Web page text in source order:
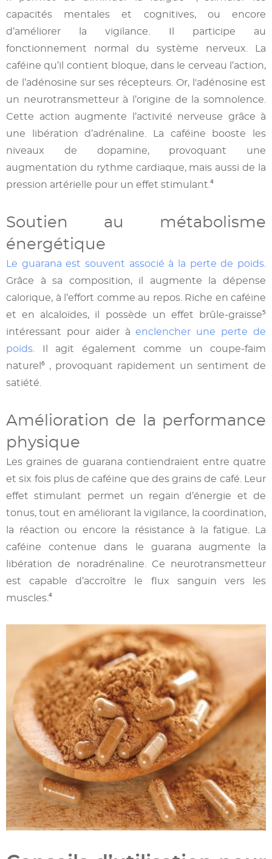
capacités mentales et cognitives, ou encore
d’améliorer la vigilance. Il participe au
fonctionnement normal du système nerveux. La
caféine qu’il contient bloque, dans le cerveau l’action,
de l’adénosine sur ses récepteurs. Or, l'adénosine est
un neurotransmetteur à l’origine de la somnolence.
Cette action augmente l’activité nerveuse grâce à
une libération d’adrénaline. La caféine booste les
niveaux de dopamine, provoquant une
augmentation du rythme cardiaque, mais aussi de la
pression artérielle pour un effet stimulant.⁴
Soutien au métabolisme
énergétique
Le guarana est souvent associé à la perte de poids.
Grâce à sa composition, il augmente la dépense
calorique, à l’effort comme au repos. Riche en caféine
et en alcaloïdes, il possède un effet brûle-graisse⁵
intéressant pour aider à enclencher une perte de
poids. Il agit également comme un coupe-faim
naturel⁶ , provoquant rapidement un sentiment de
satiété.
Amélioration de la performance
physique
Les graines de guarana contiendraient entre quatre
et six fois plus de caféine que des grains de café. Leur
effet stimulant permet un regain d’énergie et de
tonus, tout en améliorant la vigilance, la coordination,
la réaction ou encore la résistance à la fatigue. La
caféine contenue dans le guarana augmente la
libération de noradrénaline. Ce neurotransmetteur
est capable d’accroître le flux sanguin vers les
muscles.⁴